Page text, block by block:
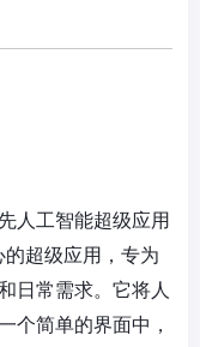
人工智能超级应用
的超级应用，专为
日常需求。它将人
个简单的界面中，